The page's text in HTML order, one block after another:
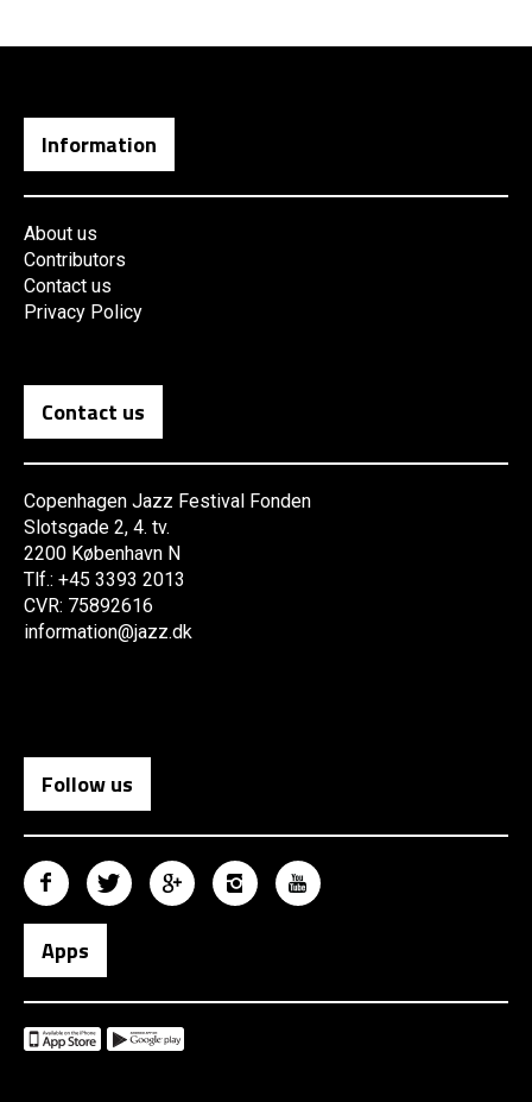
Information
About us
Contributors
Contact us
Privacy Policy
Contact us
Copenhagen Jazz Festival Fonden
Slotsgade 2, 4. tv.
2200 København N
Tlf.: +45 3393 2013
CVR: 75892616
information@jazz.dk
Follow us
Apps